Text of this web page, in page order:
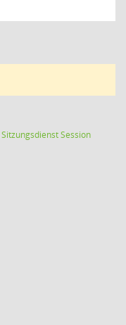
SitzungsdienstSession(Wird in